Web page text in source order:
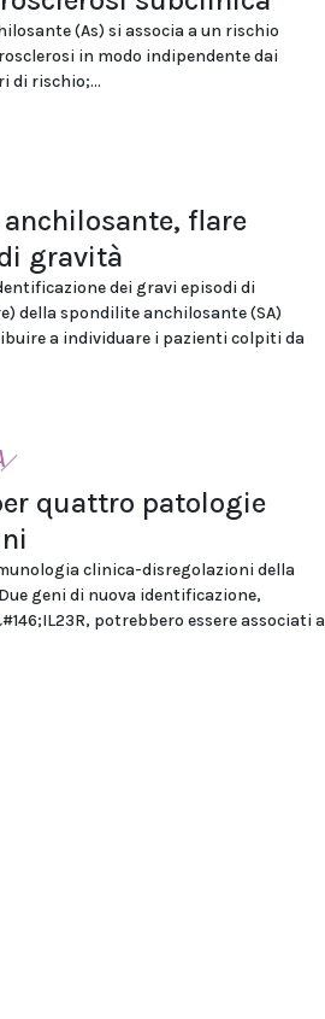
(As) si associa a un rischio
in modo indipendente dai
di rischio;...
flare
gravità
dei gravi episodi di
della spondilite anchilosante (SA)
a individuare i pazienti colpiti da
quattro patologie
clinica-disregolazioni della
geni di nuova identificazione,
potrebbero essere associati a